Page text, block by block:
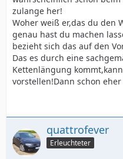
zulange her!
Woher weiß er,das du den
genau hast du machen
bezieht sich das auf den
Das es durch eine
Kettenlängung
vorstellen!Dann schon
quattrofever
Erleuchteter